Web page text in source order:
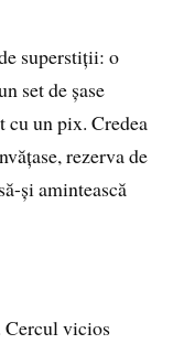
superstiții: o
set de șase
cu un pix. Credea
rezerva de
și amintească
Cercul vicios